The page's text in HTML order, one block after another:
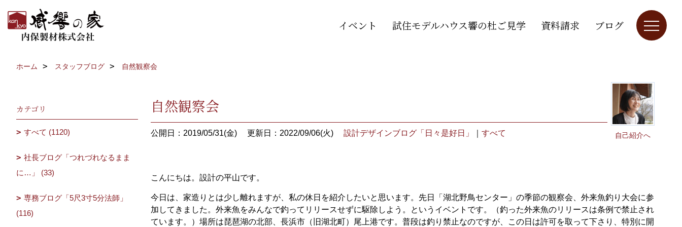
イベント 試住モデルハウス響の杜ご見学 資料請求 ブログ
ホーム スタッフブログ 自然観察会
自己紹介へ
自然観察会
公開日：2019/05/31(金) 更新日：2022/09/06(火) 設計デザインブログ「日々是好日」 すべて
こんにちは。設計の平山です。
今日は、家造りとは少し離れますが、私の休日を紹介したいと思います。先日「湖北野鳥センター」の季節の観察会、外来魚釣り大会に参
加してきました。外来魚をみんなで釣ってリリースせずに駆除しよう。というイベントです。（釣った外来魚のリリースは条例で禁止され
ています。）場所は琵琶湖の北部、長浜市（旧湖北町）尾上港です。普段は釣り禁止なのですが、この日は許可を取って下さり、特別に開
カテゴリ
すべて (1120)
社長ブログ「つれづれなるまま
に…」 (33)
専務ブログ「5尺3寸5分法師」
(116)